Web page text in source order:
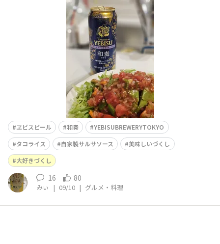
て大好きなタコライス🎶和奏がとっても合いました(^ー^)
ヱビスビール 和奏
YEBISUBREWERYTOKYO
タコライス
自家製サルサソース
美味しいづくし
大好きづくし
16 80
みぃ | 09/10 | グルメ・料理